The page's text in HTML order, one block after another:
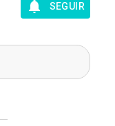
SEGUIR